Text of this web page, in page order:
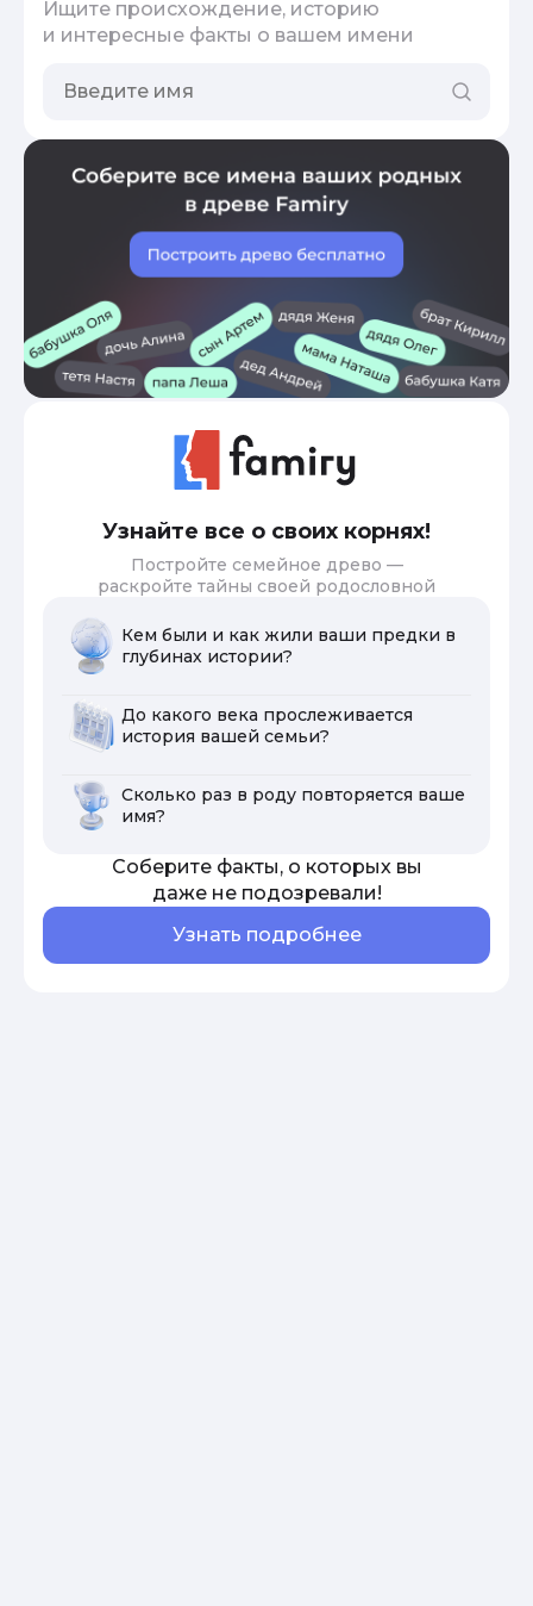
Ищите происхождение, историю
и интересные факты о вашем имени
Узнайте все о своих корнях!
Постройте семейное древо —
раскройте тайны своей родословной
Кем были и как жили ваши предки в
глубинах истории?
До какого века прослеживается
история вашей семьи?
Сколько раз в роду повторяется ваше
имя?
Соберите факты, о которых вы
даже не подозревали!
Узнать подробнее